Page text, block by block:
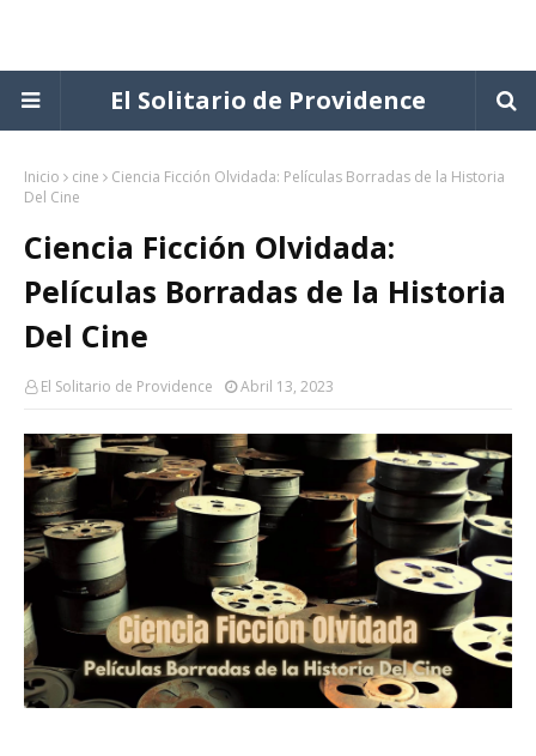
El Solitario de Providence
Inicio cine
Ciencia Ficción Olvidada: Películas Borradas de la Historia
Del Cine
Ciencia Ficción Olvidada:
Películas Borradas de la Historia
Del Cine
El Solitario de Providence Abril 13, 2023